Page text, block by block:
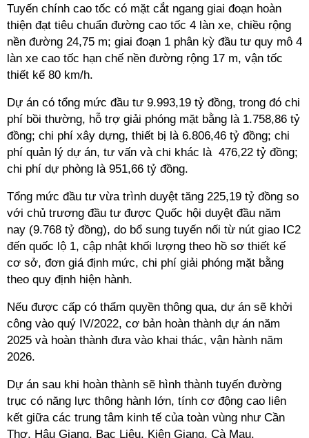
Tuyến chính cao tốc có mặt cắt ngang giai đoạn hoàn
thiện đạt tiêu chuẩn đường cao tốc 4 làn xe, chiều rộng
nền đường 24,75 m; giai đoạn 1 phân kỳ đầu tư quy mô 4
làn xe cao tốc hạn chế nền đường rộng 17 m, vận tốc
thiết kế 80 km/h.
Dự án có tổng mức đầu tư 9.993,19 tỷ đồng, trong đó chi
phí bồi thường, hỗ trợ giải phóng mặt bằng là 1.758,86 tỷ
đồng; chi phí xây dựng, thiết bị là 6.806,46 tỷ đồng; chi
phí quản lý dự án, tư vấn và chi khác là 476,22 tỷ đồng;
chi phí dự phòng là 951,66 tỷ đồng.
Tổng mức đầu tư vừa trình duyệt tăng 225,19 tỷ đồng so
với chủ trương đầu tư được Quốc hội duyệt đầu năm
nay (9.768 tỷ đồng), do bổ sung tuyến nối từ nút giao IC2
đến quốc lộ 1, cập nhật khối lượng theo hồ sơ thiết kế
cơ sở, đơn giá định mức, chi phí giải phóng mặt bằng
theo quy định hiện hành.
Nếu được cấp có thẩm quyền thông qua, dự án sẽ khởi
công vào quý IV/2022, cơ bản hoàn thành dự án năm
2025 và hoàn thành đưa vào khai thác, vận hành năm
2026.
Dự án sau khi hoàn thành sẽ hình thành tuyến đường
trục có năng lực thông hành lớn, tính cơ động cao liên
kết giữa các trung tâm kinh tế của toàn vùng như Cần
Thơ, Hậu Giang, Bạc Liêu, Kiên Giang, Cà Mau.